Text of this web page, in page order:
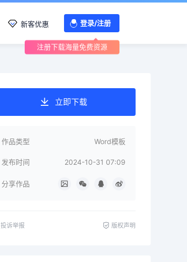
新客优惠 登录/注册
注册下载海量免费资源
立即下载
作品类型 Word模板
发布时间 2024-10-31 07:09
分享作品
投诉举报 版权声明